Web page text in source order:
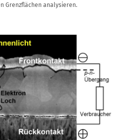
Grenzflächen analysieren.